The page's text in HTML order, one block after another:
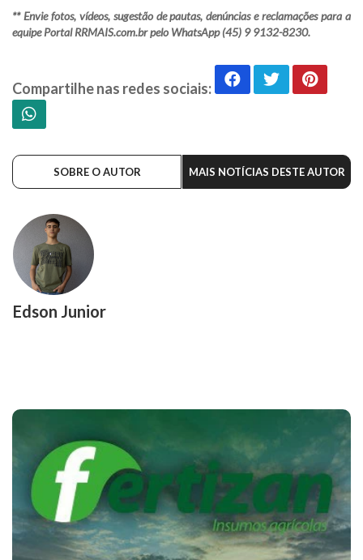
** Envie fotos, vídeos, sugestão de pautas, denúncias e reclamações para a
equipe Portal RRMAIS.com.br pelo WhatsApp (45) 9 9132-8230.
Compartilhe nas redes sociais:
SOBRE O AUTOR MAIS NOTÍCIAS DESTE AUTOR
Edson Junior